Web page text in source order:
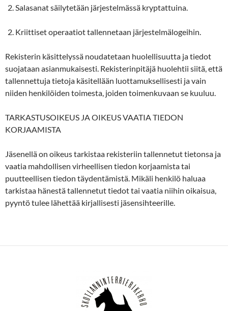
Salasanat säilytetään järjestelmässä kryptattuina.
Kriittiset operaatiot tallennetaan järjestelmälogeihin.
Rekisterin käsittelyssä noudatetaan huolellisuutta ja tiedot
suojataan asianmukaisesti. Rekisterinpitäjä huolehtii siitä, että
tallennettuja tietoja käsitellään luottamuksellisesti ja vain
niiden henkilöiden toimesta, joiden toimenkuvaan se kuuluu.
TARKASTUSOIKEUS JA OIKEUS VAATIA TIEDON
KORJAAMISTA
Jäsenellä on oikeus tarkistaa rekisteriin tallennetut tietonsa ja
vaatia mahdollisen virheellisen tiedon korjaamista tai
puutteellisen tiedon täydentämistä. Mikäli henkilö haluaa
tarkistaa hänestä tallennetut tiedot tai vaatia niihin oikaisua,
pyyntö tulee lähettää kirjallisesti jäsensihteerille.